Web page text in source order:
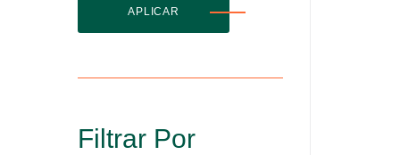
APLICAR
Filtrar Por